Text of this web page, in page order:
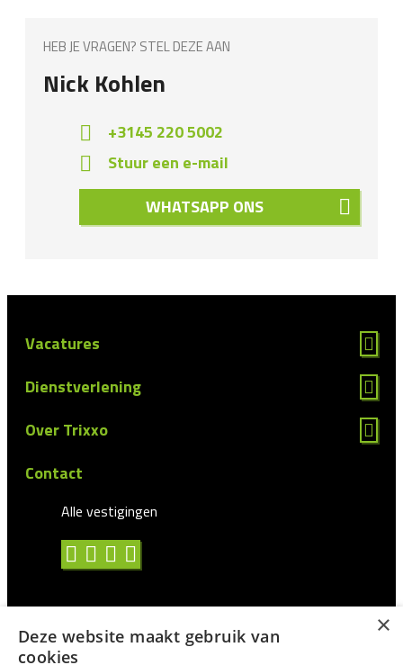
HEB JE VRAGEN? STEL DEZE AAN
Nick Kohlen
+3145 220 5002
Stuur een e-mail
WHATSAPP ONS
Vacatures
Dienstverlening
Over Trixxo
Contact
Alle vestigingen
Algemene voorwaarden
×
Deze website maakt gebruik van
cookies